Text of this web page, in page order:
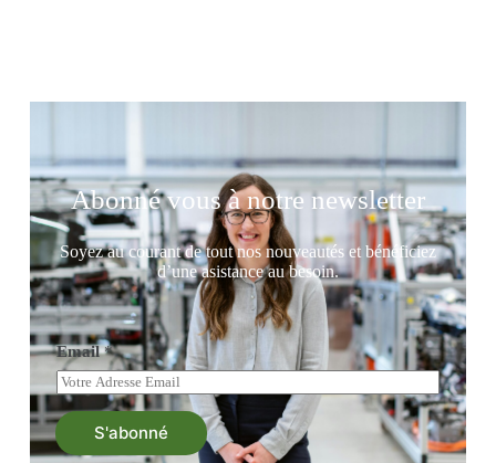
Abonné vous à notre newsletter
Soyez au courant de tout nos nouveautés et bénéficiez
d’une asistance au besoin.
Email*
S'abonné